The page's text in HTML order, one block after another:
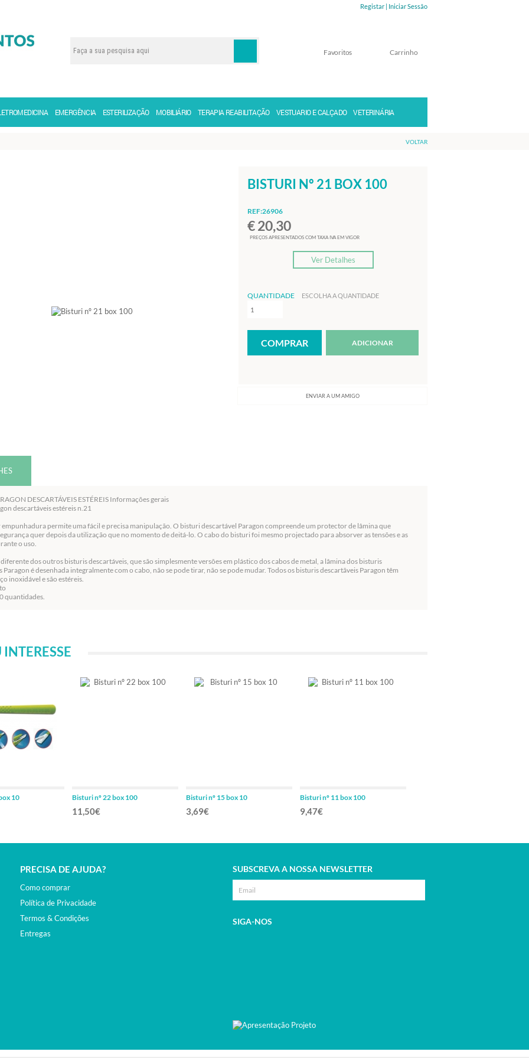
Registar | Iniciar Sessão
Carrinho
Favoritos
EMERGÊNCIA ESTERILIZAÇÃO MOBILIÁRIO TERAPIA REABILITAÇÃO VESTUARIO E CALÇADO VETERINÁRIA
VOLTAR
BISTURI Nº 21 BOX 100
REF:26906
€ 20,30
PREÇOS APRESENTADOS COM TAXA IVA EM VIGOR
Ver Detalhes
QUANTIDADE ESCOLHA A QUANTIDADE
ADICIONAR
ENVIAR A UM AMIGO
DESCARTÁVEIS ESTÉREIS Informações gerais
descartáveis estéreis n.21
permite uma fácil e precisa manipulação. O bisturi descartável Paragon compreende um protector de lâmina que
quer depois da utilização que no momento de deitá-lo. O cabo do bisturi foi mesmo projectado para absorver as tensões e as
o uso.
dos outros bisturis descartáveis, que são simplesmente versões em plástico dos cabos de metal, a lâmina dos bisturis
Paragon é desenhada integralmente com o cabo, não se pode tirar, não se pode mudar. Todos os bisturis descartãveis Paragon têm
inoxidável e são estéreis.
quantidades.
INTERESSE
10 Bisturi nº 22 box 100
11,50€
Bisturi nº 15 box 10
3,69€
Bisturi nº 11 box 100
9,47€
PRECISA DE AJUDA?
Como comprar
Política de Privacidade
Termos & Condições
Entregas
SUBSCREVA A NOSSA NEWSLETTER
SIGA-NOS